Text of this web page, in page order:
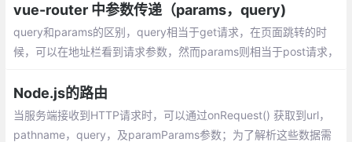
vue-router 中参数传递（params，query)
query和params的区别，query相当于get请求，在页面跳转的时
候，可以在地址栏看到请求参数，然而params则相当于post请求，
Node.js的路由
当服务端接收到HTTP请求时，可以通过onRequest() 获取到url，
pathname，query，及paramParams参数；为了解析这些数据需